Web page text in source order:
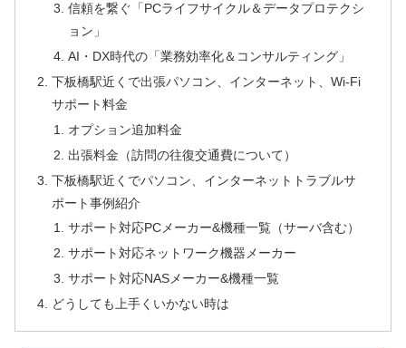
信頼を繋ぐ「PCライフサイクル＆データプロテクシ
ョン」
AI・DX時代の「業務効率化＆コンサルティング」
下板橋駅近くで出張パソコン、インターネット、Wi-Fi
サポート料金
オプション追加料金
出張料金（訪問の往復交通費について）
下板橋駅近くでパソコン、インターネットトラブルサ
ポート事例紹介
サポート対応PCメーカー&機種一覧（サーバ含む）
サポート対応ネットワーク機器メーカー
サポート対応NASメーカー&機種一覧
どうしても上手くいかない時は